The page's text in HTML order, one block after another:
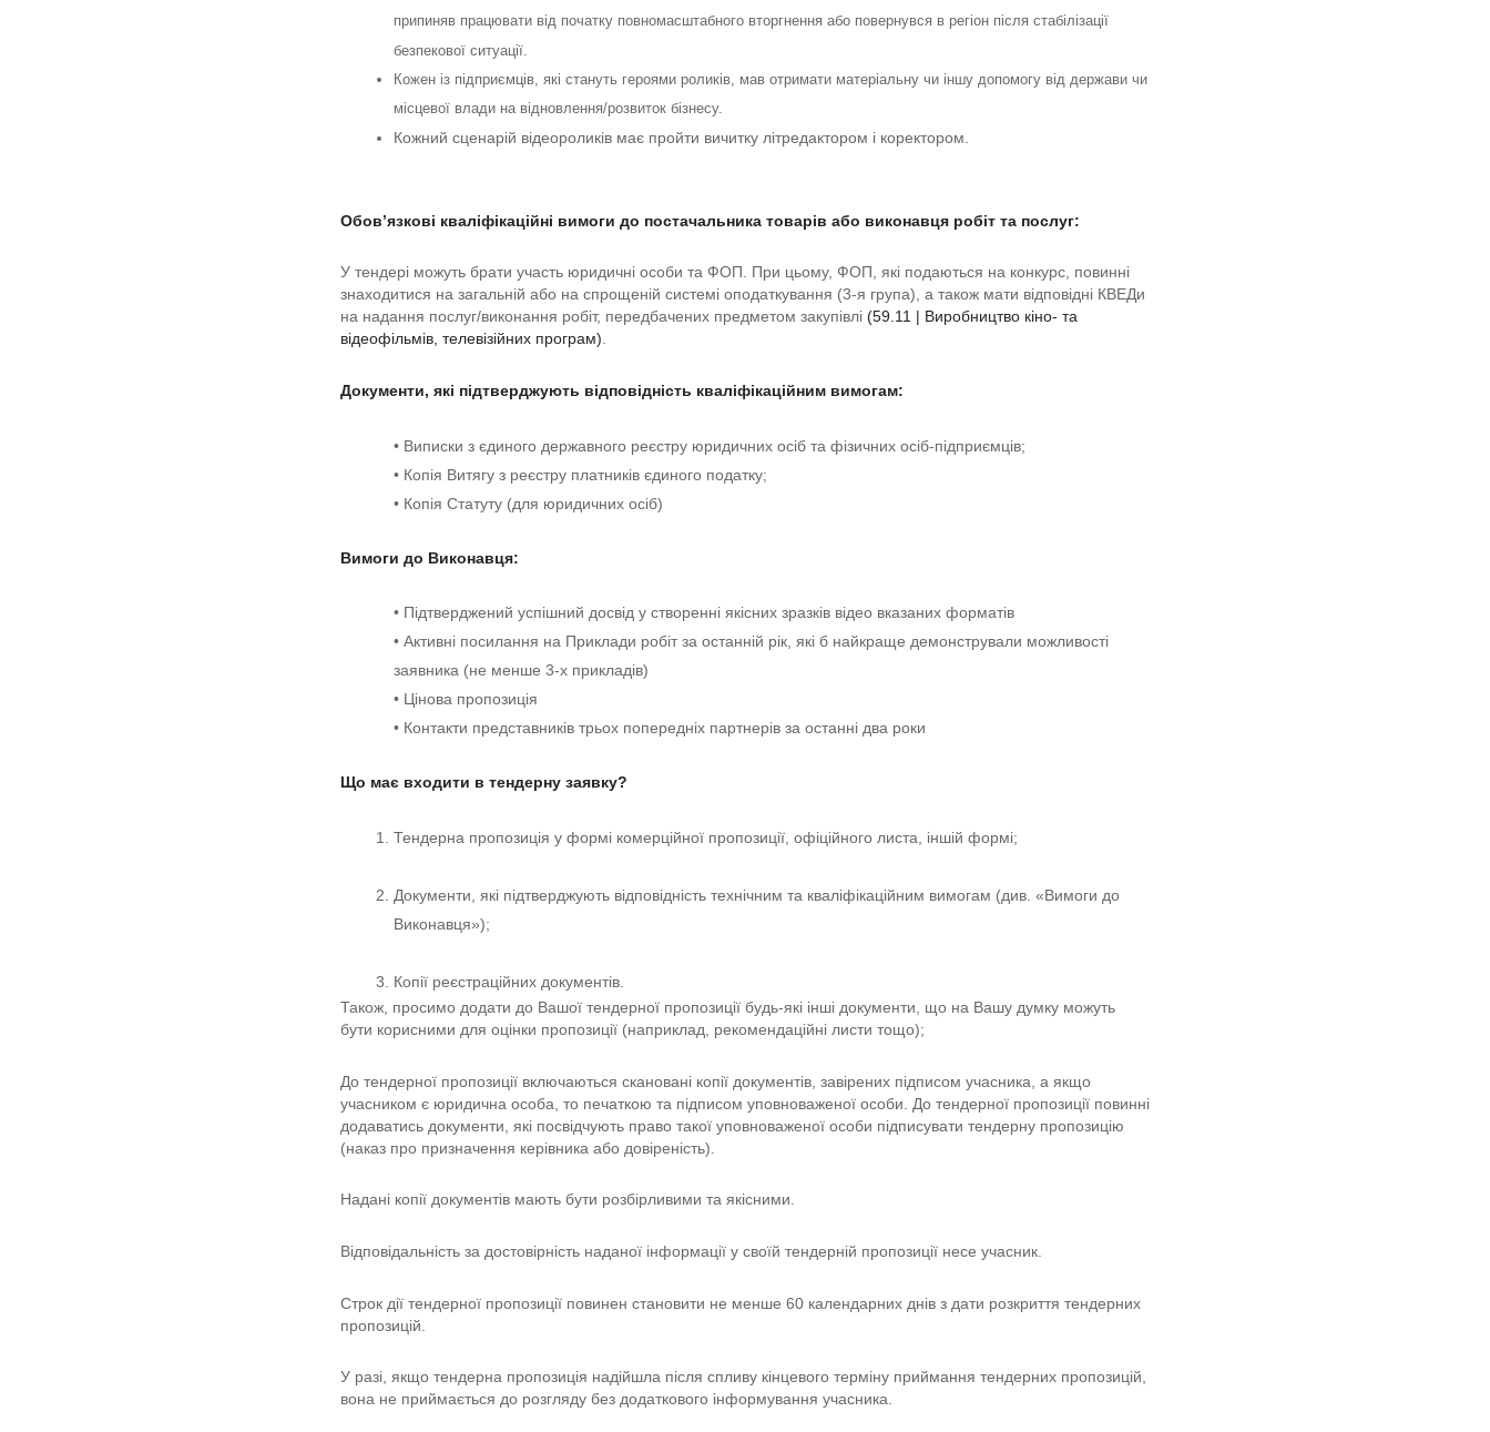
припиняв працювати від початку повномасштабного вторгнення або повернувся в регіон після стабілізації
безпекової ситуації.
Кожен із підприємців, які стануть героями роликів, мав отримати матеріальну чи іншу допомогу від держави чи
місцевої влади на відновлення/розвиток бізнесу.
Кожний сценарій відеороликів має пройти вичитку літредактором і коректором.
Обов’язкові кваліфікаційні вимоги до постачальника товарів або виконавця робіт та послуг:
У тендері можуть брати участь юридичні особи та ФОП. При цьому, ФОП, які подаються на конкурс, повинні
знаходитися на загальній або на спрощеній системі оподаткування (3-я група), а також мати відповідні КВЕДи
на надання послуг/виконання робіт, передбачених предметом закупівлі (59.11 | Виробництво кіно- та
відеофільмів, телевізійних програм).
Документи, які підтверджують відповідність кваліфікаційним вимогам:
• Виписки з єдиного державного реєстру юридичних осіб та фізичних осіб-підприємців;
• Копія Витягу з реєстру платників єдиного податку;
• Копія Статуту (для юридичних осіб)
Вимоги до Виконавця:
• Підтверджений успішний досвід у створенні якісних зразків відео вказаних форматів
• Активні посилання на Приклади робіт за останній рік, які б найкраще демонстрували можливості
заявника (не менше 3-х прикладів)
• Цінова пропозиція
• Контакти представників трьох попередніх партнерів за останні два роки
Що має входити в тендерну заявку?
Тендерна пропозиція у формі комерційної пропозиції, офіційного листа, іншій формі;
Документи, які підтверджують відповідність технічним та кваліфікаційним вимогам (див. «Вимоги до
Виконавця»);
Копії реєстраційних документів.
Також, просимо додати до Вашої тендерної пропозиції будь-які інші документи, що на Вашу думку можуть
бути корисними для оцінки пропозиції (наприклад, рекомендаційні листи тощо);
До тендерної пропозиції включаються скановані копії документів, завірених підписом учасника, а якщо
учасником є юридична особа, то печаткою та підписом уповноваженої особи. До тендерної пропозиції повинні
додаватись документи, які посвідчують право такої уповноваженої особи підписувати тендерну пропозицію
(наказ про призначення керівника або довіреність).
Надані копії документів мають бути розбірливими та якісними.
Відповідальність за достовірність наданої інформації у своїй тендерній пропозиції несе учасник.
Строк дії тендерної пропозиції повинен становити не менше 60 календарних днів з дати розкриття тендерних
пропозицій.
У разі, якщо тендерна пропозиція надійшла після спливу кінцевого терміну приймання тендерних пропозицій,
вона не приймається до розгляду без додаткового інформування учасника.